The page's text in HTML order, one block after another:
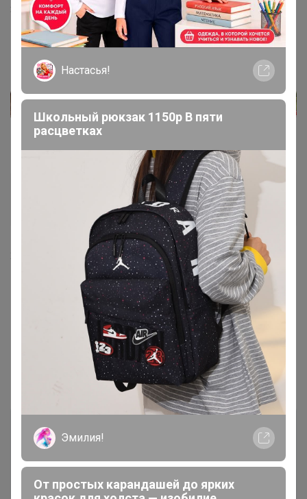
Здравствуйте, она в наличии есть.
Магистр
28 декабря, 2021 12:30
, здравствуйте! Можете мое в счет
включить или я опоздала уже?
Показаны записи1-5из 5.
Настасья!
Школьный рюкзак 1150р В пяти
расцветках
Эмилия!
От простых карандашей до ярких